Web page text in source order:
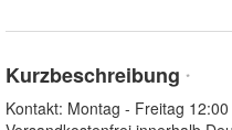
Kurzbeschreibung *
Kontakt: Montag - Freitag